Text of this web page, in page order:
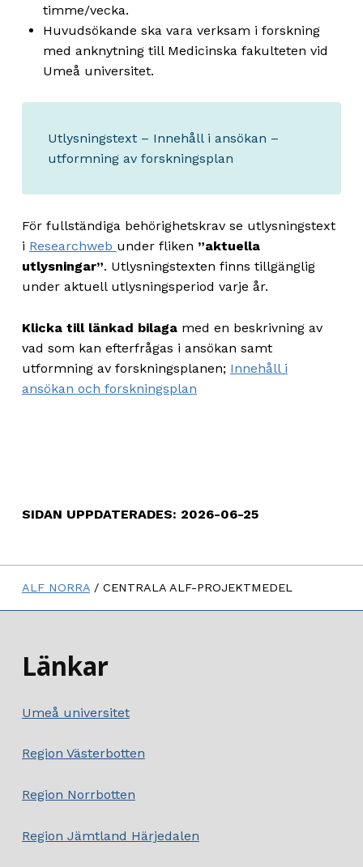
timme/vecka.
Huvudsökande ska vara verksam i forskning
med anknytning till Medicinska fakulteten vid
Umeå universitet.
Utlysningstext – Innehåll i ansökan –
utformning av forskningsplan
För fullständiga behörighetskrav se utlysningstext
i Researchweb under fliken ”aktuella
utlysningar”. Utlysningstexten finns tillgänglig
under aktuell utlysningsperiod varje år.
Klicka till länkad bilaga med en beskrivning av
vad som kan efterfrågas i ansökan samt
utformning av forskningsplanen; Innehåll i
ansökan och forskningsplan
SIDAN UPPDATERADES: 2026-06-25
ALF NORRA/ CENTRALA ALF-PROJEKTMEDEL
Länkar
Umeå universitet
Region Västerbotten
Region Norrbotten
Region Jämtland Härjedalen